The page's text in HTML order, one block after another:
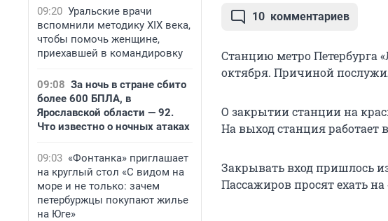
09:20 Уральские врачи
вспомнили методику XIX века,
чтобы помочь женщине,
приехавшей в командировку
09:08 За ночь в стране сбито
более 600 БПЛА, в
Ярославской области — 92.
Что известно о ночных атаках
09:03 «Фонтанка» приглашает
на круглый стол «С видом на
море и не только: зачем
петербуржцы покупают жилье
на Юге»
10 комментариев
Станцию метро Петербурга
октября. Причиной
О закрытии станции на
На выход станция
Закрывать вход пришлось
Пассажиров просят ехать